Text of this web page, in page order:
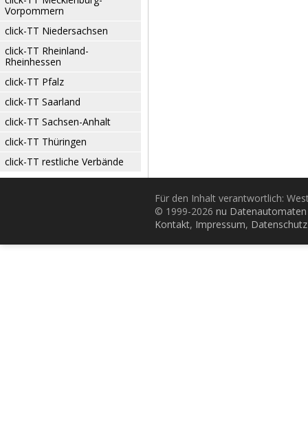
Vorpommern
click-TT Niedersachsen
click-TT Rheinland-
Rheinhessen
click-TT Pfalz
click-TT Saarland
click-TT Sachsen-Anhalt
click-TT Thüringen
click-TT restliche Verbände
Für den Inhalt verantwortlich:
© 1999-2026 nu
Kontakt, Impressum, Datenschutz